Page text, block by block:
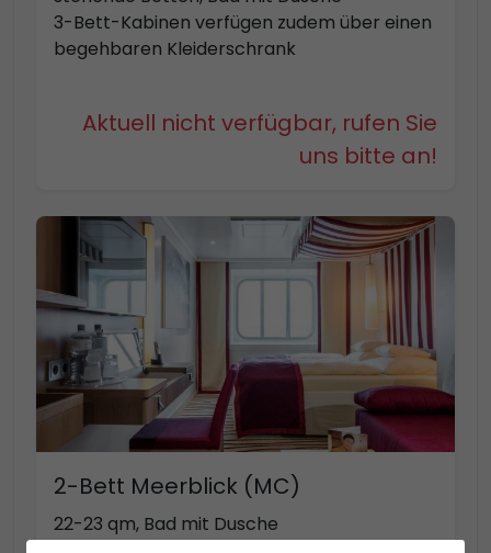
3-Bett-Kabinen verfügen zudem über einen
begehbaren Kleiderschrank
Aktuell nicht verfügbar, rufen Sie
uns bitte an!
2-Bett Meerblick (MC)
22-23 qm, Bad mit Dusche